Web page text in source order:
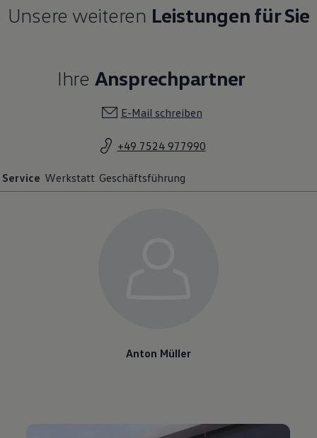
Unsere weiteren Leistungen für Sie
Ihre Ansprechpartner
E-Mail schreiben
+49 7524 977990
Service Werkstatt Geschäftsführung
Anton Müller